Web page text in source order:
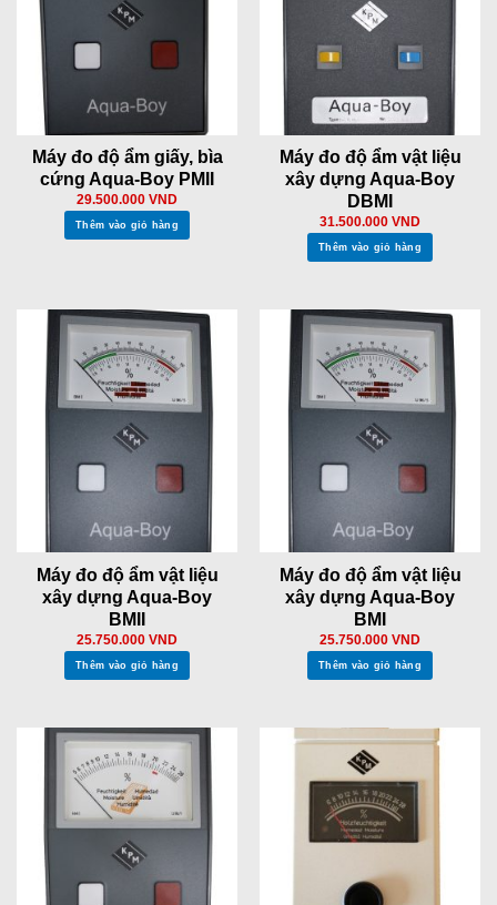
Máy đo độ ẩm giấy, bìa
cứng Aqua-Boy PMII
29.500.000 VND
Thêm vào giỏ hàng
Máy đo độ ẩm vật liệu
xây dựng Aqua-Boy
DBMI
31.500.000 VND
Thêm vào giỏ hàng
Máy đo độ ẩm vật liệu
xây dựng Aqua-Boy
BMII
25.750.000 VND
Thêm vào giỏ hàng
Máy đo độ ẩm vật liệu
xây dựng Aqua-Boy
BMI
25.750.000 VND
Thêm vào giỏ hàng